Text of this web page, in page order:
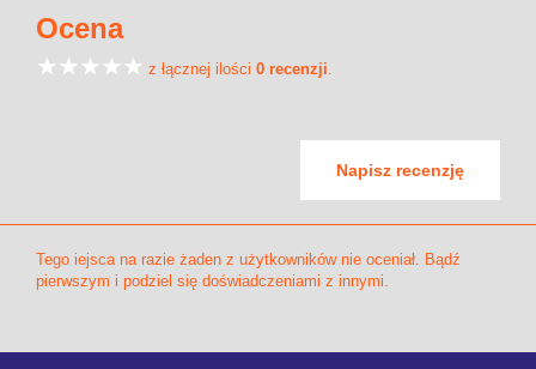
Ocena
z łącznej ilości 0 recenzji.
Napisz recenzję
Tego iejsca na razie żaden z użytkowników nie oceniał. Bądź
pierwszym i podziel się doświadczeniami z innymi.